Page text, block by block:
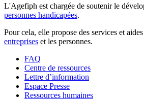
L'Agefiph est chargée de soutenir le
personnes handicapées.
Pour cela, elle propose des services et
entreprises et les personnes.
FAQ
Centre de ressources
Lettre d’information
Espace Presse
Ressources humaines